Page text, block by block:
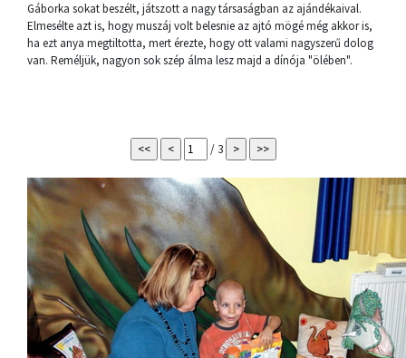
Gáborka sokat beszélt, játszott a nagy társaságban az ajándékaival.
Elmesélte azt is, hogy muszáj volt belesnie az ajtó mögé még akkor is,
ha ezt anya megtiltotta, mert érezte, hogy ott valami nagyszerű dolog
van. Reméljük, nagyon sok szép álma lesz majd a dínója "ölében".
/ 3